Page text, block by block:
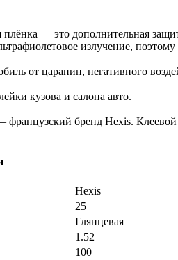
плёнка — это дополнительная
излучение,
от царапин, негативного
кузова и салона авто.
французский бренд Hexis.
Hexis
25
Глянцевая
1.52
100